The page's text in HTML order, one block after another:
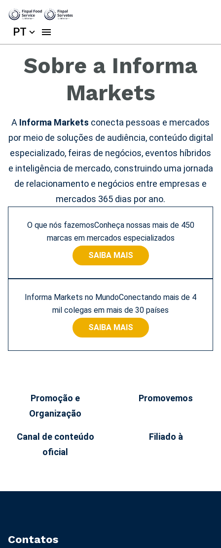
PT
Sobre a Informa
Markets
A Informa Markets conecta pessoas e mercados
por meio de soluções de audiência, conteúdo digital
especializado, feiras de negócios, eventos híbridos
e inteligência de mercado, construindo uma jornada
de relacionamento e negócios entre empresas e
mercados 365 dias por ano.
O que nós fazemosConheça nossas mais de 450
marcas em mercados especializados
SAIBA MAIS
Informa Markets no MundoConectando mais de 4
mil colegas em mais de 30 países
SAIBA MAIS
Promoção e
Organização
Promovemos
Canal de conteúdo
oficial
Filiado à
Contatos